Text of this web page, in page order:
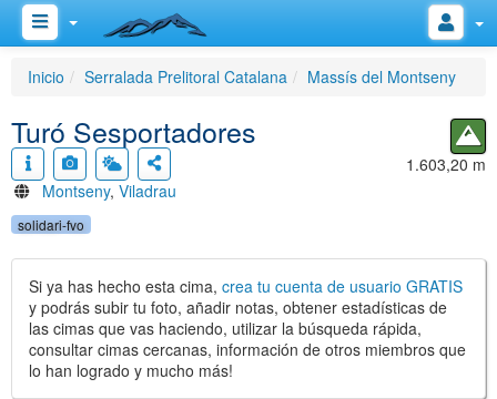
Inicio Serralada Prelitoral Catalana Massís del Montseny
Turó Sesportadores
Montseny, Viladrau
1.603,20 m
solidari-fvo
Si ya has hecho esta cima, crea tu cuenta de usuario GRATIS
y podrás subir tu foto, añadir notas, obtener estadísticas de
las cimas que vas haciendo, utilizar la búsqueda rápida,
consultar cimas cercanas, información de otros miembros que
lo han logrado y mucho más!